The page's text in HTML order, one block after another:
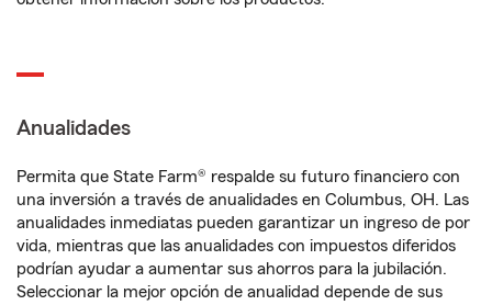
Anualidades
Permita que State Farm® respalde su futuro financiero con
una inversión a través de anualidades en Columbus, OH. Las
anualidades inmediatas pueden garantizar un ingreso de por
vida, mientras que las anualidades con impuestos diferidos
podrían ayudar a aumentar sus ahorros para la jubilación.
Seleccionar la mejor opción de anualidad depende de sus